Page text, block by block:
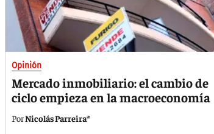
Opinión
Mercado inmobiliario: el cambio de
ciclo empieza en la macroeconomía
Nicolás Parreira*